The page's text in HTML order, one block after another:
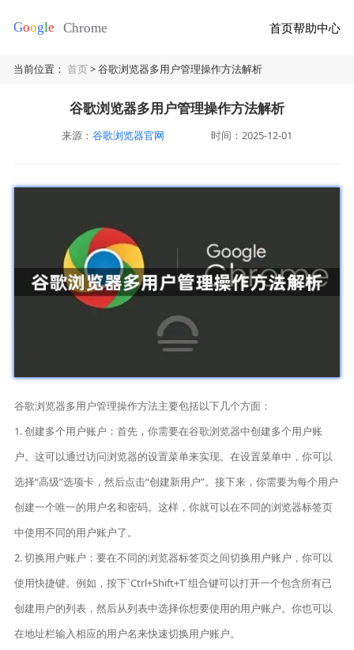
首页帮助中心
当前位置：首页> 谷歌浏览器多用户管理操作方法解析
谷歌浏览器多用户管理操作方法解析
来源： 谷歌浏览器官网 时间：2025-12-01
谷歌浏览器多用户管理操作方法主要包括以下几个方面：
1. 创建多个用户账户：首先，你需要在谷歌浏览器中创建多个用户账
户。这可以通过访问浏览器的设置菜单来实现。在设置菜单中，你可以
选择“高级”选项卡，然后点击“创建新用户”。接下来，你需要为每个用户
创建一个唯一的用户名和密码。这样，你就可以在不同的浏览器标签页
中使用不同的用户账户了。
2. 切换用户账户：要在不同的浏览器标签页之间切换用户账户，你可以
使用快捷键。例如，按下`Ctrl+Shift+T`组合键可以打开一个包含所有已
创建用户的列表，然后从列表中选择你想要使用的用户账户。你也可以
在地址栏输入相应的用户名来快速切换用户账户。